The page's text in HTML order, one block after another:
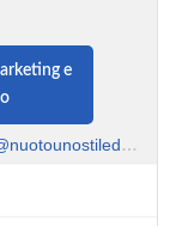
A post shared by nuoto uno stile di vita (@nuotounostiledivita)
e